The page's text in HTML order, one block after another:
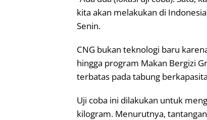
kita akan melakukan di
Senin.
CNG bukan teknologi baru
hingga program Makan Bergizi
terbatas pada tabung
Uji coba ini dilakukan untuk
kilogram. Menurutnya,